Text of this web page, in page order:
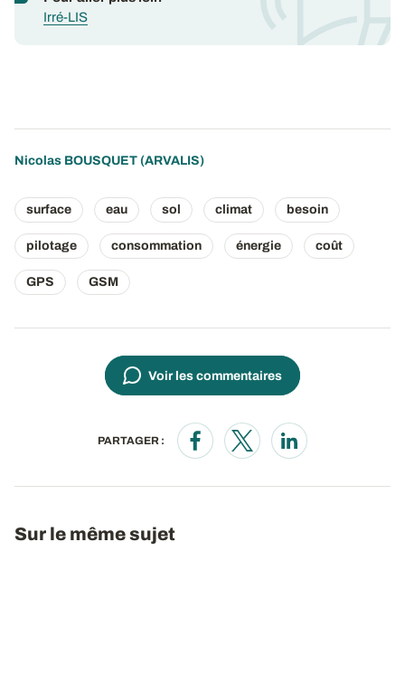
Irré-LIS
Nicolas BOUSQUET (ARVALIS)
surface eau sol climat besoin
pilotage consommation énergie coût
GPS GSM
Voir les commentaires
PARTAGER :
Opens in a new window
Opens in a new window
Opens in a new
Sur le même sujet